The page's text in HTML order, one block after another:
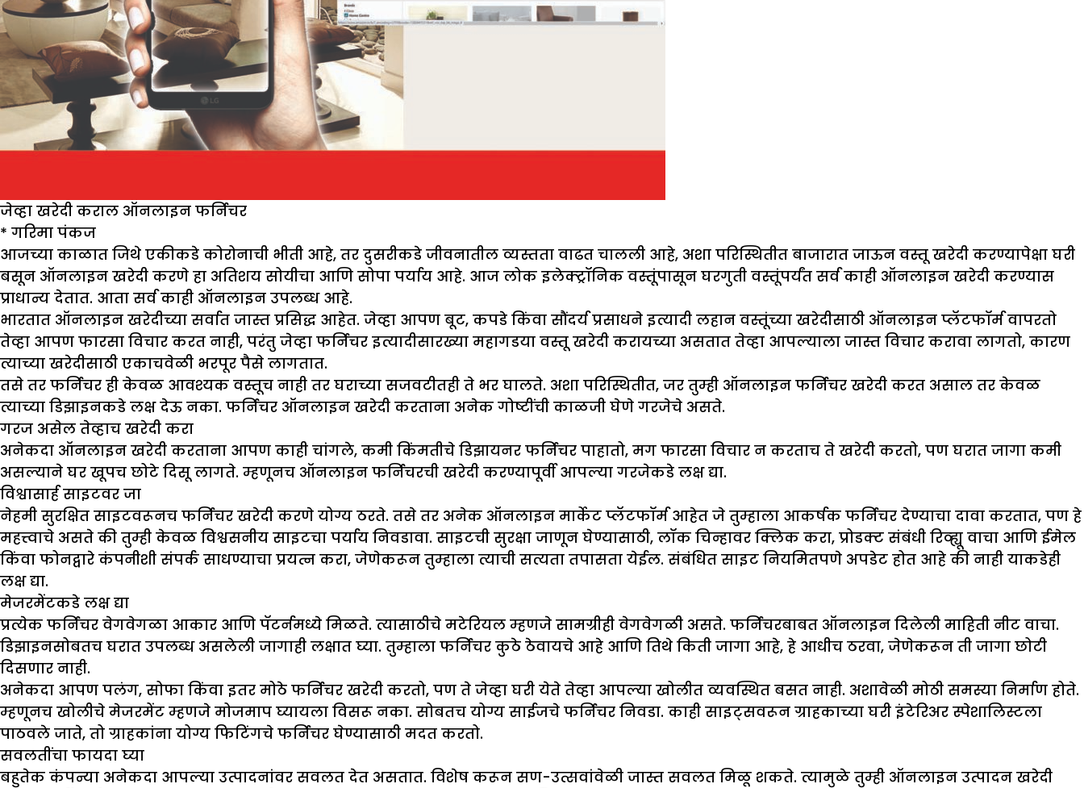
जेव्हा खरेदी कराल ऑनलाइन फर्निचर
* गरिमा पंकज
आजच्या काळात जिथे एकीकडे कोरोनाची भीती आहे, तर दुसरीकडे जीवनातील व्यस्तता वाढत चालली आहे, अशा परिस्थितीत बाजारात जाऊन वस्तू खरेदी करण्यापेक्षा घरी
बसून ऑनलाइन खरेदी करणे हा अतिशय सोयीचा आणि सोपा पर्याय आहे. आज लोक इलेक्ट्रॉनिक वस्तूंपासून घरगुती वस्तूंपर्यंत सर्व काही ऑनलाइन खरेदी करण्यास
प्राधान्य देतात. आता सर्व काही ऑनलाइन उपलब्ध आहे.
भारतात ऑनलाइन खरेदीच्या सर्वात जास्त प्रसिद्ध आहेत. जेव्हा आपण बूट, कपडे किंवा सौंदर्य प्रसाधने इत्यादी लहान वस्तूंच्या खरेदीसाठी ऑनलाइन प्लॅटफॉर्म वापरतो
तेव्हा आपण फारसा विचार करत नाही, परंतु जेव्हा फर्निचर इत्यादीसारख्या महागडया वस्तू खरेदी करायच्या असतात तेव्हा आपल्याला जास्त विचार करावा लागतो, कारण
त्याच्या खरेदीसाठी एकाचवेळी भरपूर पैसे लागतात.
तसे तर फर्निचर ही केवळ आवश्यक वस्तूच नाही तर घराच्या सजवटीतही ते भर घालते. अशा परिस्थितीत, जर तुम्ही ऑनलाइन फर्निचर खरेदी करत असाल तर केवळ
त्याच्या डिझाइनकडे लक्ष देऊ नका. फर्निचर ऑनलाइन खरेदी करताना अनेक गोष्टींची काळजी घेणे गरजेचे असते.
गरज असेल तेव्हाच खरेदी करा
अनेकदा ऑनलाइन खरेदी करताना आपण काही चांगले, कमी किंमतीचे डिझायनर फर्निचर पाहातो, मग फारसा विचार न करताच ते खरेदी करतो, पण घरात जागा कमी
असल्याने घर खूपच छोटे दिसू लागते. म्हणूनच ऑनलाइन फर्निचरची खरेदी करण्यापूर्वी आपल्या गरजेकडे लक्ष द्या.
विश्वासार्ह साइटवर जा
नेहमी सुरक्षित साइटवरूनच फर्निचर खरेदी करणे योग्य ठरते. तसे तर अनेक ऑनलाइन मार्केट प्लॅटफॉर्म आहेत जे तुम्हाला आकर्षक फर्निचर देण्याचा दावा करतात, पण हे
महत्त्वाचे असते की तुम्ही केवळ विश्वसनीय साइटचा पर्याय निवडावा. साइटची सुरक्षा जाणून घेण्यासाठी, लॉक चिन्हावर क्लिक करा, प्रोडक्ट संबंधी रिव्ह्यू वाचा आणि ईमेल
किंवा फोनद्वारे कंपनीशी संपर्क साधण्याचा प्रयत्न करा, जेणेकरून तुम्हाला त्याची सत्यता तपासता येईल. संबंधित साइट नियमितपणे अपडेट होत आहे की नाही याकडेही
लक्ष द्या.
मेजरमेंटकडे लक्ष द्या
प्रत्येक फर्निचर वेगवेगळा आकार आणि पॅटर्नमध्ये मिळते. त्यासाठीचे मटेरियल म्हणजे सामग्रीही वेगवेगळी असते. फर्निचरबाबत ऑनलाइन दिलेली माहिती नीट वाचा.
डिझाइनसोबतच घरात उपलब्ध असलेली जागाही लक्षात घ्या. तुम्हाला फर्निचर कुठे ठेवायचे आहे आणि तिथे किती जागा आहे, हे आधीच ठरवा, जेणेकरून ती जागा छोटी
दिसणार नाही.
अनेकदा आपण पलंग, सोफा किंवा इतर मोठे फर्निचर खरेदी करतो, पण ते जेव्हा घरी येते तेव्हा आपल्या खोलीत व्यवस्थित बसत नाही. अशावेळी मोठी समस्या निर्माण होते.
म्हणूनच खोलीचे मेजरमेंट म्हणजे मोजमाप घ्यायला विसरू नका. सोबतच योग्य साईजचे फर्निचर निवडा. काही साइट्सवरून ग्राहकाच्या घरी इंटेरिअर स्पेशालिस्टला
पाठवले जाते, तो ग्राहकांना योग्य फिटिंगचे फर्निचर घेण्यासाठी मदत करतो.
सवलतींचा फायदा घ्या
बहुतेक कंपन्या अनेकदा आपल्या उत्पादनांवर सवलत देत असतात. विशेष करून सण-उत्सवांवेळी जास्त सवलत मिळू शकते. त्यामुळे तुम्ही ऑनलाइन उत्पादन खरेदी